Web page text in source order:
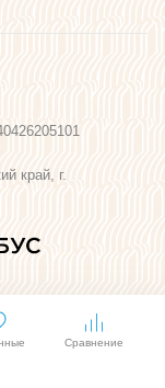
край, г.
Сравнение